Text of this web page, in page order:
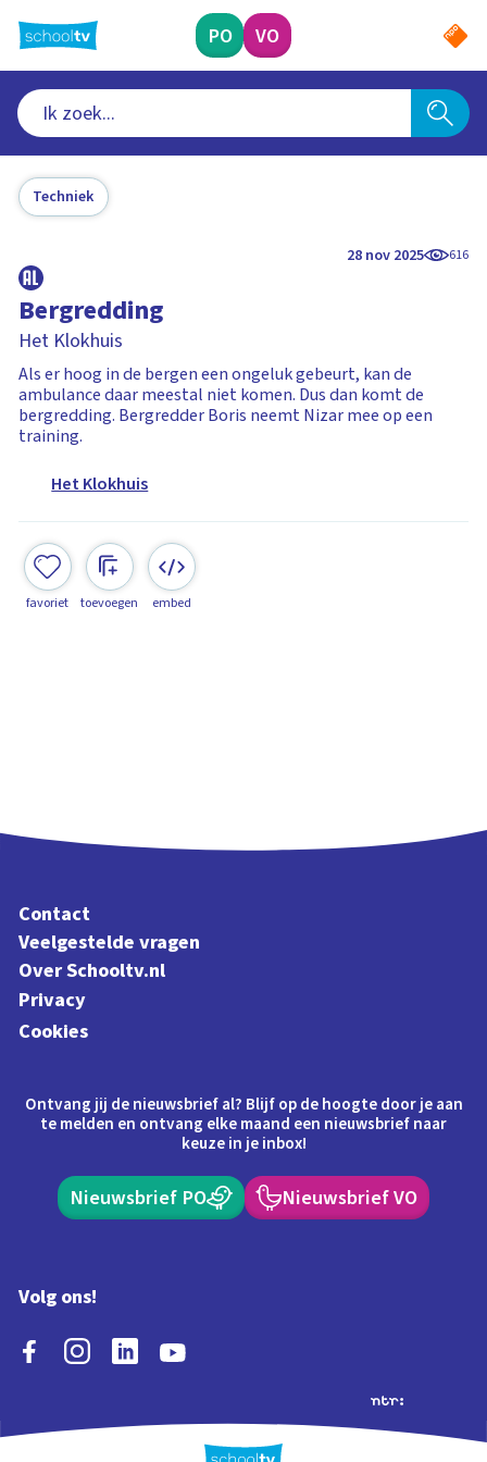
naar
hoofdinhoud
PO VO
Techniek
28 nov 2025 616
Bergredding
Het Klokhuis
Als er hoog in de bergen een ongeluk gebeurt, kan de
ambulance daar meestal niet komen. Dus dan komt de
bergredding. Bergredder Boris neemt Nizar mee op een
training.
Het Klokhuis
favoriet toevoegen embed
Contact
Veelgestelde vragen
Over Schooltv.nl
Privacy
Cookies
Ontvang jij de nieuwsbrief al? Blijf op de hoogte door je aan
te melden en ontvang elke maand een nieuwsbrief naar
keuze in je inbox!
Nieuwsbrief PO Nieuwsbrief VO
Volg ons!